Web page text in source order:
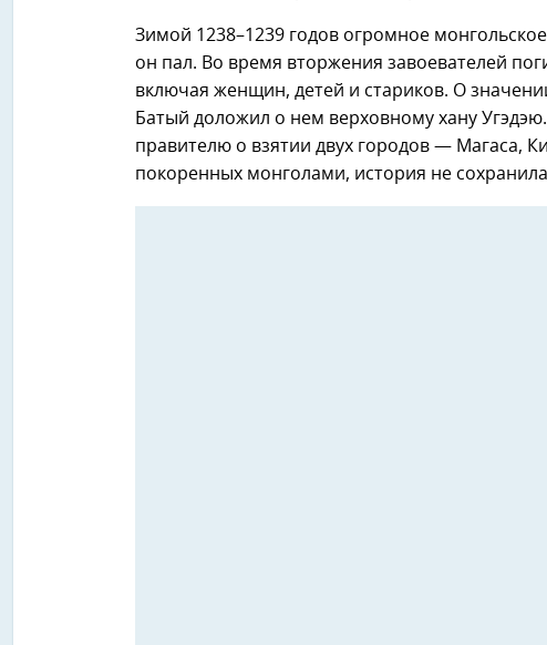
Зимой 1238–1239 годов огромное
он пал. Во время вторжения завоевателей
включая женщин, детей и стариков. О
Батый доложил о нем верховному хану
правителю о взятии двух городов — Магаса,
покоренных монголами, история не